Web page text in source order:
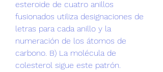
esteroide de cuatro anillos
fusionados utiliza designaciones de
letras para cada anillo y la
numeración de los átomos de
carbono. B) La molécula de
colesterol sigue este patrón.